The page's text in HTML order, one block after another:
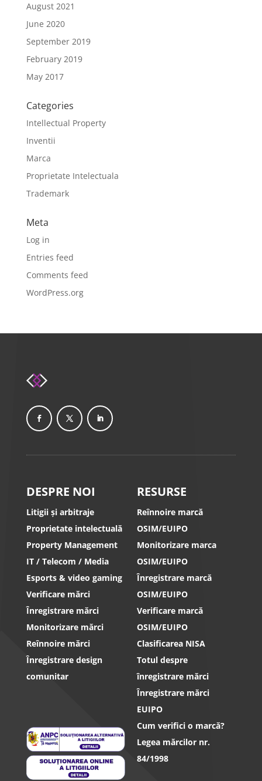
August 2021
June 2020
September 2019
February 2019
May 2017
Categories
Intellectual Property
Inventii
Marca
Proprietate Intelectuala
Trademark
Meta
Log in
Entries feed
Comments feed
WordPress.org
DESPRE NOI
Litigii și arbitraje
Proprietate intelectuală
Property Management
IT / Telecom / Media
Esports & video gaming
Verificare mărci
Înregistrare mărci
Monitorizare mărci
Reînnoire mărci
Înregistrare design
comunitar
RESURSE
Reînnoire marcă
OSIM/EUIPO
Monitorizare marca
OSIM/EUIPO
Înregistrare marcă
OSIM/EUIPO
Verificare marcă
OSIM/EUIPO
Clasificarea NISA
Totul despre
înregistrare mărci
Înregistrare mărci
EUIPO
Cum verifici o marcă?
Legea mărcilor nr.
84/1998